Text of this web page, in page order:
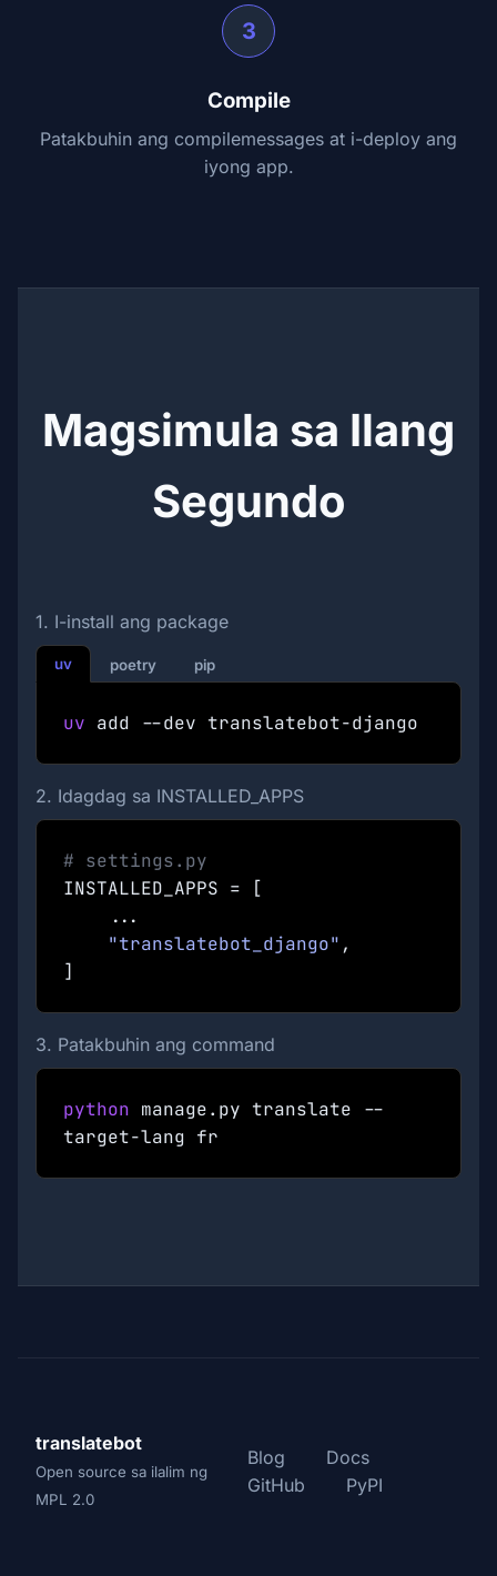
3
Compile
Patakbuhin ang compilemessages at i-deploy ang
iyong app.
Magsimula sa Ilang
Segundo
1. I-install ang package
uv poetry pip
uv add --dev translatebot-django
2. Idagdag sa INSTALLED_APPS
# settings.py
INSTALLED_APPS = [
...
"translatebot_django" ,
]
3. Patakbuhin ang command
python manage.py translate --
target-lang fr
translatebot
Open source sa ilalim ng
MPL 2.0
Blog
Docs
GitHub
PyPI